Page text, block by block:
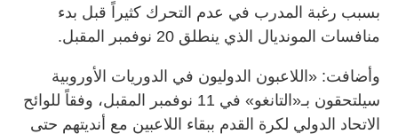
بسبب رغبة المدرب في عدم التحرك كثيراً قبل بدء
منافسات المونديال الذي ينطلق 20 نوفمبر المقبل.
وأضافت: «اللاعبون الدوليون في الدوريات الأوروبية
سيلتحقون بـ«التانغو» في 11 نوفمبر المقبل، وفقاً للوائح
الاتحاد الدولي لكرة القدم ببقاء اللاعبين مع أنديتهم حتى